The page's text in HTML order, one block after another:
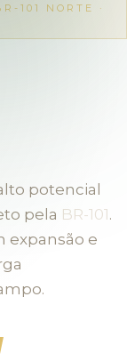
101 NORTE ·
potencial
pela BR-101.
expansão e